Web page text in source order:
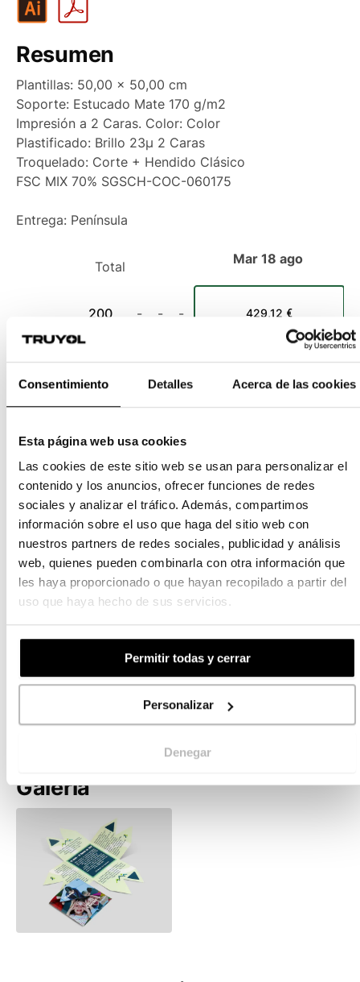
Consentimiento Detalles Acerca de las cookies
Esta página web usa cookies
Las cookies de este sitio web se usan para personalizar el
contenido y los anuncios, ofrecer funciones de redes
sociales y analizar el tráfico. Además, compartimos
información sobre el uso que haga del sitio web con
nuestros partners de redes sociales, publicidad y análisis
web, quienes pueden combinarla con otra información que
les haya proporcionado o que hayan recopilado a partir del
uso que haya hecho de sus servicios.
Permitir todas y cerrar
Personalizar
Denegar
Resumen
Plantillas: 50,00 x 50,00 cm
Soporte: Estucado Mate 170 g/m2
Impresión a 2 Caras. Color: Color
Plastificado: Brillo 23µ 2 Caras
Troquelado: Corte + Hendido Clásico
FSC MIX 70% SGSCH-COC-060175
Entrega: Península
Total Mar 18 ago
200 - - - 429,12 €
300 - - -
Recíbelo elMartes 18
si confirmas tu pedido antes de Lunes a las 12:00
429,12 €
519,24 €incl.21% IVA-2,15 €/ud
Envío Gratis
Diseñar Añadir a la cesta
¿No encuentras lo que buscas?
Galería